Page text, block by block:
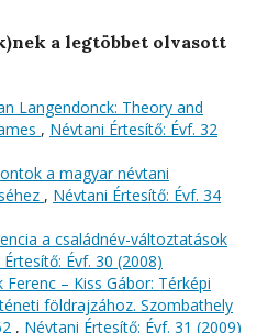
a legtöbbet olvasott
Langendonck: Theory and
, Névtani Értesítő: Évf. 32
a magyar névtani
, Névtani Értesítő: Évf. 34
a családnév-változtatások
Évf. 30 (2008)
Ferenc – Kiss Gábor: Térképi
földrajzához. Szombathely
, Névtani Értesítő: Évf. 31 (2009)